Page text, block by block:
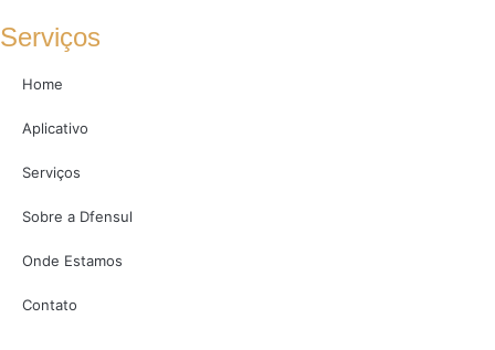
Serviços
Home
Aplicativo
Serviços
Sobre a Dfensul
Onde Estamos
Contato